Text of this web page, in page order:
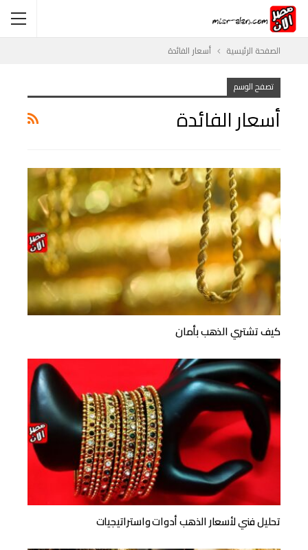
الصفحة الرئيسية أسعار الفائدة
تصفح الوسم
أسعار الفائدة
كيف تشتري الذهب بأمان
تحليل فني لأسعار الذهب أدوات واستراتيجيات